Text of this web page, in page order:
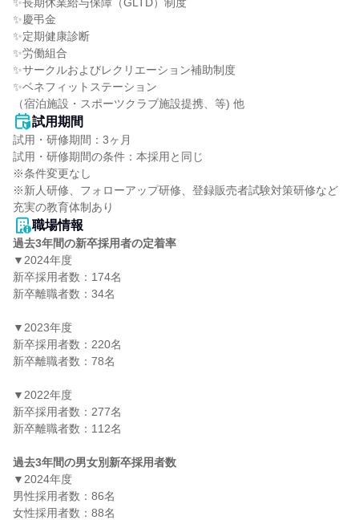
✨慶弔金
✨定期健康診断
✨労働組合
✨サークルおよびレクリエーション補助制度
✨ベネフィットステーション
（宿泊施設・スポーツクラブ施設提携、等) 他
試用期間
試用・研修期間：3ヶ月
試用・研修期間の条件：本採用と同じ
※条件変更なし
※新人研修、フォローアップ研修、登録販売者試験対策研修など
職場情報
過去3年間の新卒採用者の定着率
▼2024年度
新卒採用者数：174名
新卒離職者数：34名
▼2023年度
新卒採用者数：220名
新卒離職者数：78名
▼2022年度
新卒採用者数：277名
新卒離職者数：112名
過去3年間の男女別新卒採用者数
▼2024年度
男性採用者数：86名
女性採用者数：88名